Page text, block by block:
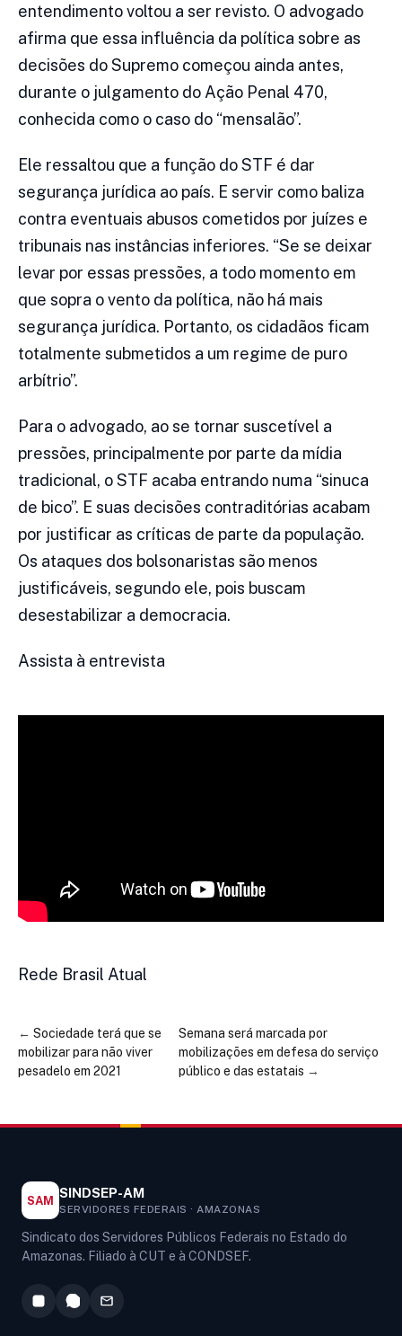
entendimento voltou a ser revisto. O advogado
afirma que essa influência da política sobre as
decisões do Supremo começou ainda antes,
durante o julgamento do Ação Penal 470,
conhecida como o caso do “mensalão”.
Ele ressaltou que a função do STF é dar
segurança jurídica ao país. E servir como baliza
contra eventuais abusos cometidos por juízes e
tribunais nas instâncias inferiores. “Se se deixar
levar por essas pressões, a todo momento em
que sopra o vento da política, não há mais
segurança jurídica. Portanto, os cidadãos ficam
totalmente submetidos a um regime de puro
arbítrio”.
Para o advogado, ao se tornar suscetível a
pressões, principalmente por parte da mídia
tradicional, o STF acaba entrando numa “sinuca
de bico”. E suas decisões contraditórias acabam
por justificar as críticas de parte da população.
Os ataques dos bolsonaristas são menos
justificáveis, segundo ele, pois buscam
desestabilizar a democracia.
Assista à entrevista
Rede Brasil Atual
← Sociedade terá que se
mobilizar para não viver
pesadelo em 2021
Semana será marcada por
mobilizações em defesa do serviço
público e das estatais →
SAM SINDSEP-AM
SERVIDORES FEDERAIS · AMAZONAS
Sindicato dos Servidores Públicos Federais no Estado do
Amazonas. Filiado à CUT e à CONDSEF.